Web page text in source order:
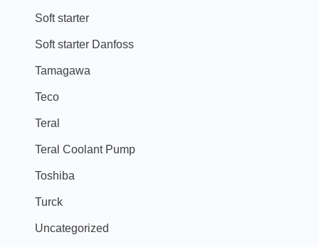
Soft starter
Soft starter Danfoss
Tamagawa
Teco
Teral
Teral Coolant Pump
Toshiba
Turck
Uncategorized